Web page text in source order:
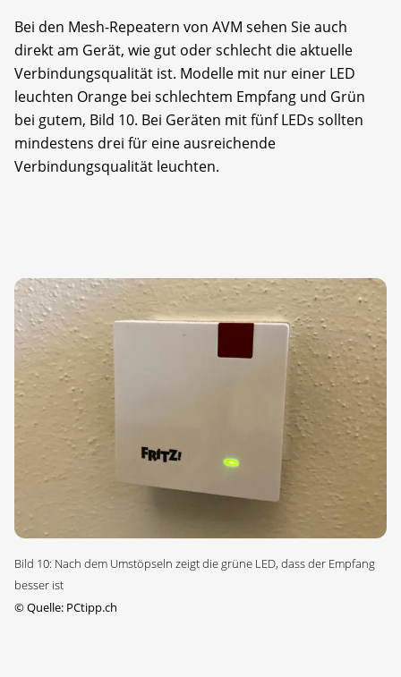
Bei den Mesh-Repeatern von AVM sehen Sie auch
direkt am Gerät, wie gut oder schlecht die aktuelle
Verbindungsqualität ist. Modelle mit nur einer LED
leuchten Orange bei schlechtem Empfang und Grün
bei gutem, Bild 10. Bei Geräten mit fünf LEDs sollten
mindestens drei für eine ausreichende
Verbindungsqualität leuchten.
Bild 10: Nach dem Umstöpseln zeigt die grüne LED, dass der Empfang
besser ist
©Quelle: PCtipp.ch